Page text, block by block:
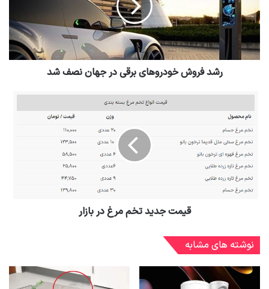
رشد فروش خودروهای برقی در جهان نصف شد
قیمت جدید تخم مرغ در بازار
نوشته های مشابه